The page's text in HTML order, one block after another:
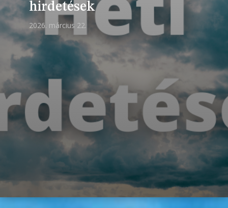
hirdetések
2026. március 22.